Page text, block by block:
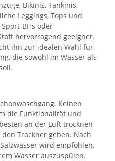
Bikinis, Tankinis,
Leggings, Tops und
BHs oder
hervorragend geeignet.
ihn zur idealen Wahl für
die sowohl im Wasser als
Keinen
die Funktionalität und
an der Luft trocknen
Trockner geben. Nach
wird empfohlen,
Wasser auszuspülen.